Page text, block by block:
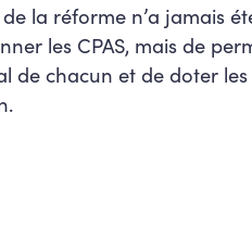
de la réforme n’a jamais
les CPAS, mais de
de chacun et de doter